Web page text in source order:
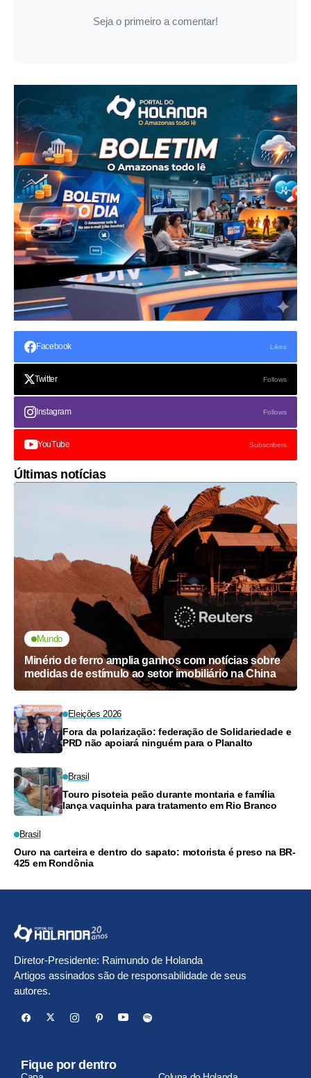
Seja o primeiro a comentar!
Facebook Likes
Twitter Follows
Instagram Follows
YouTube Subscribers
Últimas notícias
Mundo
Minério de ferro amplia ganhos com notícias sobre
medidas de estímulo ao setor imobiliário na China
Eleições 2026
Fora da polarização: federação de Solidariedade e
PRD não apoiará ninguém para o Planalto
Brasil
Touro pisoteia peão durante montaria e família
lança vaquinha para tratamento em Rio Branco
Brasil
Ouro na carteira e dentro do sapato: motorista é preso na BR-
425 em Rondônia
Diretor-Presidente: Raimundo de Holanda
Artigos assinados são de responsabilidade de seus
autores.
Fique por dentro